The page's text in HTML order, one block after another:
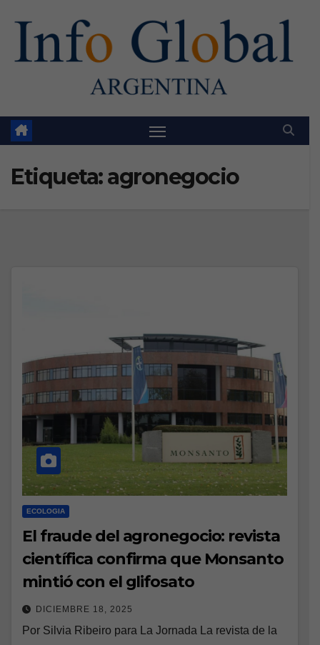
Etiqueta:agronegocio
ECOLOGIA
El fraude del agronegocio: revista
científica confirma que Monsanto
mintió con el glifosato
DICIEMBRE 18, 2025
Por Silvia Ribeiro para La Jornada La revista de la